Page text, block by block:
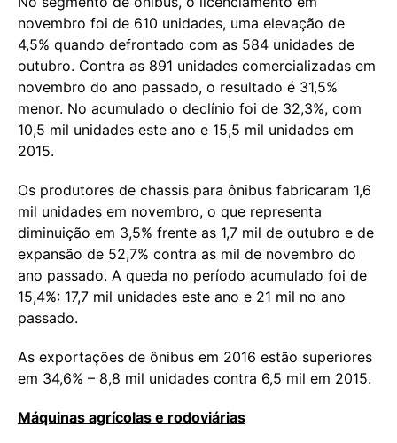
novembro foi de 610 unidades, uma elevação de
4,5% quando defrontado com as 584 unidades de
outubro. Contra as 891 unidades comercializadas em
novembro do ano passado, o resultado é 31,5%
menor. No acumulado o declínio foi de 32,3%, com
10,5 mil unidades este ano e 15,5 mil unidades em
2015.
Os produtores de chassis para ônibus fabricaram 1,6
mil unidades em novembro, o que representa
diminuição em 3,5% frente as 1,7 mil de outubro e de
expansão de 52,7% contra as mil de novembro do
ano passado. A queda no período acumulado foi de
15,4%: 17,7 mil unidades este ano e 21 mil no ano
passado.
As exportações de ônibus em 2016 estão superiores
em 34,6% – 8,8 mil unidades contra 6,5 mil em 2015.
Máquinas agrícolas e rodoviárias